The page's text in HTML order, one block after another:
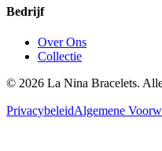
Bedrijf
Over Ons
Collectie
© 2026 La Nina Bracelets.
PrivacybeleidAlgemene